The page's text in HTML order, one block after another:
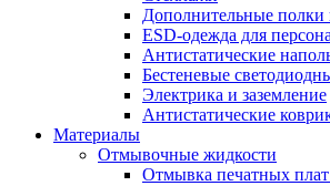
Дополнительные полки
ESD-одежда для
Антистатические
Бестеневые
Электрика и заземление
Антистатические
Материалы
Отмывочные жидкости
Отмывка печатных